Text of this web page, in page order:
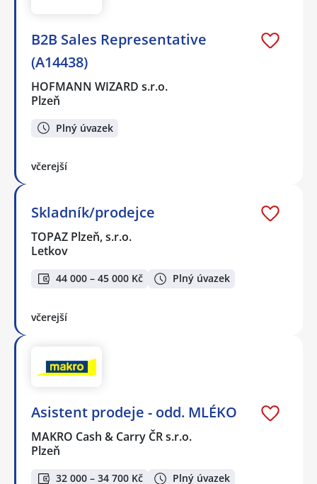
B2B Sales Representative
(A14438)
HOFMANN WIZARD s.r.o.
Plzeň
Plný úvazek
včerejší
Skladník/prodejce
TOPAZ Plzeň, s.r.o.
Letkov
44 000 – 45 000 Kč Plný úvazek
včerejší
Asistent prodeje - odd. MLÉKO
MAKRO Cash & Carry ČR s.r.o.
Plzeň
32 000 – 34 700 Kč
Plný úvazek